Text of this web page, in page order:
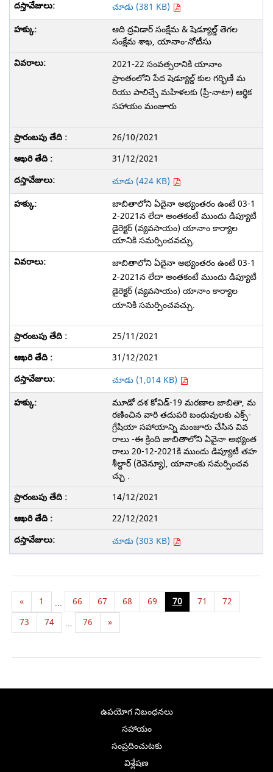
చూడు (381 KB)
ఆది ద్రవిడార్ సంక్షేమ & షెడ్యూల్డ్ తెగల
సంక్షేమ శాఖ, యానాం-నోటీసు
2021-22 సంవత్సరానికి యానాం
ప్రాంతంలోని పేద షెడ్యూల్డ్ కుల గర్భిణీ మ
రియు పాలిచ్చే మహిళలకు (ప్రీ-నాటా) ఆర్థిక
సహాయం మంజూరు
26/10/2021
31/12/2021
చూడు (424 KB)
జాబితాలోని ఏదైనా అభ్యంతరం ఉంటే 03-1
2-2021న లేదా అంతకంటే ముందు డిప్యూటీ
డైరెక్టర్ (వ్యవసాయం) యానాం కార్యాల
యానికి సమర్పించవచ్చు.
జాబితాలోని ఏదైనా అభ్యంతరం ఉంటే 03-1
2-2021న లేదా అంతకంటే ముందు డిప్యూటీ
డైరెక్టర్ (వ్యవసాయం) యానాం కార్యాల
యానికి సమర్పించవచ్చు.
25/11/2021
31/12/2021
చూడు (1,014 KB)
మూడో దశ కోవిడ్-19 మరణాల జాబితా, మ
రణించిన వారి తదుపరి బంధువులకు ఎక్స్-
గ్రేషియా సహాయాన్ని మంజూరు చేసిన వివ
రాలు -ఈ క్రింది జాబితాలోని ఏవైనా అభ్యంత
రాలు 20-12-2021కి ముందు డిప్యూటీ తహ
శీల్దార్ (రెవెన్యూ), యానాంకు సమర్పించవ
చ్చు .
14/12/2021
22/12/2021
చూడు (303 KB)
« 1 ... 66 67 68 69 70 71
72
73
74 ... 76 »
ఉపయోగ నిబంధనలు
సహాయం
సంప్రదించుటకు
విశ్లేషణ